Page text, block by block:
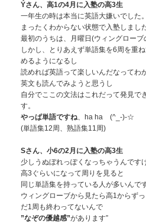
Ýさん、高1の4月に入塾の高3生
一年生の時は本当に英語大嫌いでした
まったくわからない状態で入塾しました
最初のうちは、月曜日(ウィングローブ
しかし、とりあえず単語集を6周を重
めるようになるし
読めれば英語って楽しいんだなってわ
英文も読んでみようと思うし
自分でここの文法はこれだって発見で
す。
やっぱ単語ですね 、ha ha (^_-)-☆
(単語集12周、熟語集11周)
Sさん、小6の2月に入塾の高3生
少しうぬぼれっぽくなっちゃうんです
高3ぐらいになって周りを見ると
同じ単語集を持っている人が多いんで
ウィングローブから見たら高1からず
だ1周も終わってないんで
”なぞの優越感”があります”